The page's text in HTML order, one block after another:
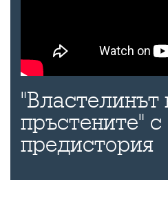
"Властелинът
пръстените"
предистория